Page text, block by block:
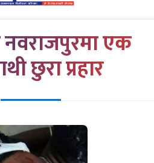
नवराजपुरमा एक
छुरा प्रहार